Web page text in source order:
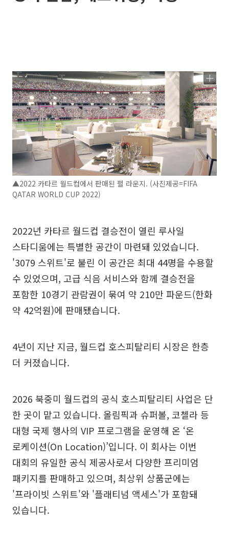
▲2022 카타르 월드컵에서 판매된 펄 라운지. (사진제공=FIFA
QATAR WORLD CUP 2022)
2022년 카타르 월드컵 결승전이 열린 루사일
스타디움에는 특별한 공간이 마련돼 있었습니다.
'3079 스위트'로 불린 이 공간은 최대 44명을 수용할
수 있었으며, 고급 식음 서비스와 함께 결승전을
포함한 10경기 관람권이 묶여 약 210만 파운드(한화
약 42억원)에 판매됐습니다.
4년이 지난 지금, 월드컵 호스피탈리티 시장은 한층
더 커졌습니다.
2026 북중미 월드컵의 공식 호스피탈리티 사업은 단
한 곳이 맡고 있습니다. 올림픽과 슈퍼볼, 코첼라 등
대형 국제 행사의 VIP 프로그램을 운영해 온 ‘온
로케이션(On Location)’입니다. 이 회사는 이번
대회의 유일한 공식 제공사로서 다양한 프리미엄
패키지를 판매하고 있으며, 최상위 상품군에는
'프라이빗 스위트'와 '플래티넘 액세스'가 포함돼
있습니다.